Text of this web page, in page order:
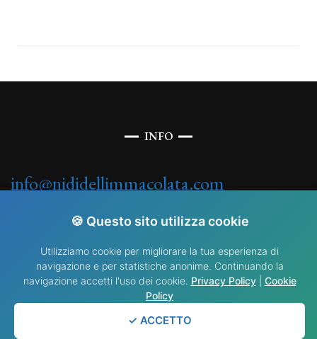
INFO
info@nididellimmacolata.com
© Copyright 2025 . By Fabrizio. Tutti i diritti riservati.
🍪 Questo sito utilizza cookie
Utilizziamo cookie per migliorare la tua esperienza di
navigazione e per statistiche anonime. Continuando la
navigazione accetti l'uso dei cookie. Privacy Policy| Cookie
Policy
✓ ACCETTO